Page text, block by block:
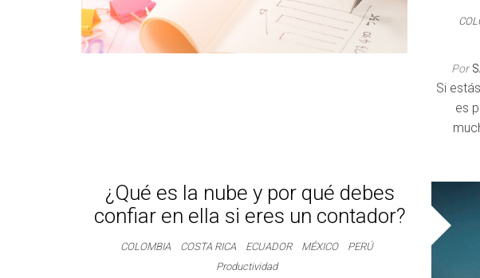
Por
Si
es
¿Qué es la nube y por qué debes
confiar en ella si eres un contador?
COLOMBIA COSTA RICA ECUADOR MÉXICO
PERÚ
Productividad